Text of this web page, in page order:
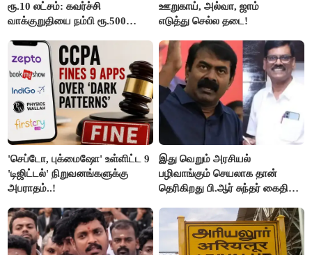
ரூ.10 லட்சம்: கவர்ச்சி
வாக்குறுதியை நம்பி ரூ.500
மக்கள்!
ஊறுகாய், அல்வா, ஜாம்
எடுத்து செல்ல தடை!
'செப்டோ, புக்மைஷோ' உள்ளிட்ட 9
'டிஜிட்டல்' நிறுவனங்களுக்கு
அபராதம்..!
இது வெறும் அரசியல்
பழிவாங்கும் செயலாக தான்
தெரிகிறது பி.ஆர் சுந்தர் கைதிற்கு